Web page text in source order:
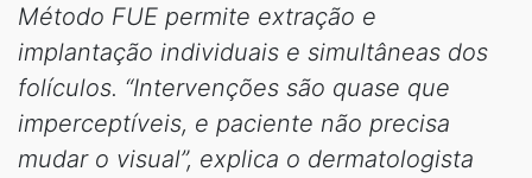
Método FUE permite extração e
implantação individuais e simultâneas dos
folículos. “Intervenções são quase que
imperceptíveis, e paciente não precisa
mudar o visual”, explica o dermatologista